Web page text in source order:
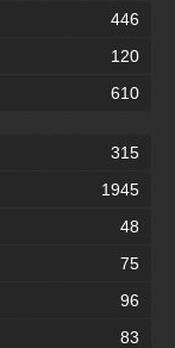
446
120
610
315
1945
48
75
96
83